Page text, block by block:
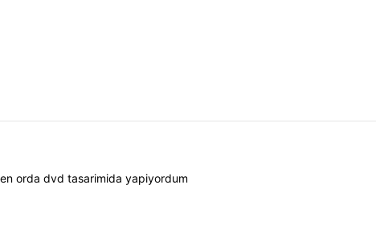
orda dvd tasarimida yapiyordum